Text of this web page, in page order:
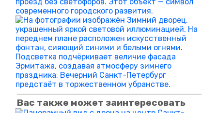
Вас также может заинтересовать